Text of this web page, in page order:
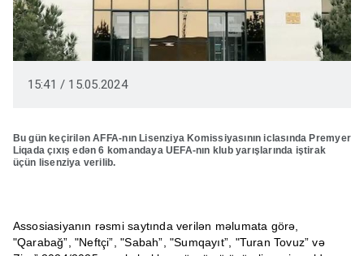
15:41 / 15.05.2024
Bu gün keçirilən AFFA-nın Lisenziya Komissiyasının iclasında Premyer
Liqada çıxış edən 6 komandaya UEFA-nın klub yarışlarında iştirak
üçün lisenziya verilib.
Assosiasiyanın rəsmi saytında verilən məlumata görə,
"Qarabağ”, "Neftçi”, "Sabah”, "Sumqayıt”, "Turan Tovuz” və